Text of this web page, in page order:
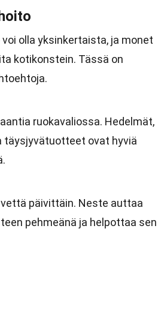
olla yksinkertaista, ja monet
kotikonstein. Tässä on
ruokavaliossa. Hedelmät,
täysjyvätuotteet ovat hyviä
päivittäin. Neste auttaa
pehmeänä ja helpottaa sen